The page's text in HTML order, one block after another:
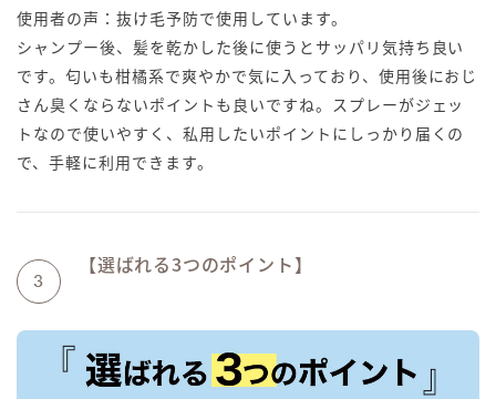
使用者の声：抜け毛予防で使用しています。
シャンプー後、髪を乾かした後に使うとサッパリ気持ち良い
です。匂いも柑橘系で爽やかで気に入っており、使用後におじ
さん臭くならないポイントも良いですね。スプレーがジェッ
トなので使いやすく、私用したいポイントにしっかり届くの
で、手軽に利用できます。
3
【選ばれる3つのポイント】